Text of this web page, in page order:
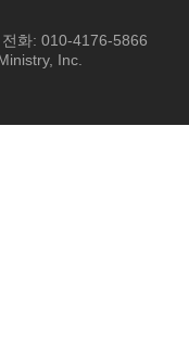
전화: 010-4176-5866
Inc.